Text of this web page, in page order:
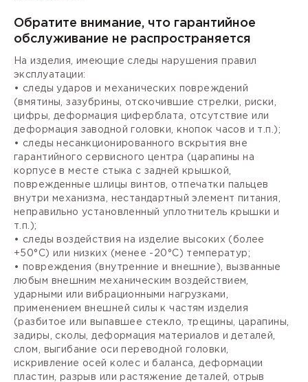
Обратите внимание, что гарантийное
обслуживание не распространяется
На изделия, имеющие следы нарушения правил
эксплуатации:
• следы ударов и механических повреждений
(вмятины, зазубрины, отскочившие стрелки, риски,
цифры, деформация циферблата, отсутствие или
деформация заводной головки, кнопок часов и т.п.);
• следы несанкционированного вскрытия вне
гарантийного сервисного центра (царапины на
корпусе в месте стыка с задней крышкой,
поврежденные шлицы винтов, отпечатки пальцев
внутри механизма, нестандартный элемент питания,
неправильно установленный уплотнитель крышки и
т.п.);
• следы воздействия на изделие высоких (более
+50°С) или низких (менее -20°С) температур;
• повреждения (внутренние и внешние), вызванные
любым внешним механическим воздействием,
ударными или вибрационными нагрузками,
применением внешней силы к частям изделия
(разбитое или выпавшее стекло, трещины, царапины,
задиры, сколы, деформация материалов и деталей,
слом, выгибание оси переводной головки,
искривление осей колес и баланса, деформации
пластин, разрыв или растяжение деталей, отрыв